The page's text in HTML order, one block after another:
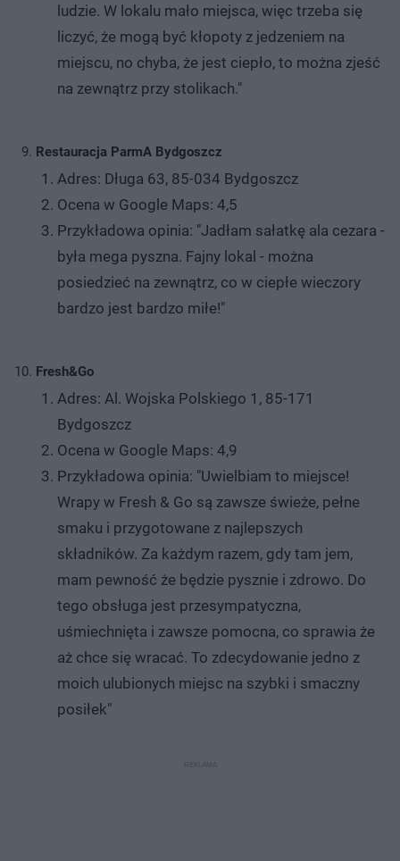
ludzie. W lokalu mało miejsca, więc trzeba się
liczyć, że mogą być kłopoty z jedzeniem na
miejscu, no chyba, że jest ciepło, to można zjeść
na zewnątrz przy stolikach."
Restauracja ParmA Bydgoszcz
Adres: Długa 63, 85-034 Bydgoszcz
Ocena w Google Maps: 4,5
Przykładowa opinia: "Jadłam sałatkę ala cezara -
była mega pyszna. Fajny lokal - można
posiedzieć na zewnątrz, co w ciepłe wieczory
bardzo jest bardzo miłe!"
Fresh&Go
Adres: Al. Wojska Polskiego 1, 85-171
Bydgoszcz
Ocena w Google Maps: 4,9
Przykładowa opinia: "Uwielbiam to miejsce!
Wrapy w Fresh & Go są zawsze świeże, pełne
smaku i przygotowane z najlepszych
składników. Za każdym razem, gdy tam jem,
mam pewność że będzie pysznie i zdrowo. Do
tego obsługa jest przesympatyczna,
uśmiechnięta i zawsze pomocna, co sprawia że
aż chce się wracać. To zdecydowanie jedno z
moich ulubionych miejsc na szybki i smaczny
posiłek"